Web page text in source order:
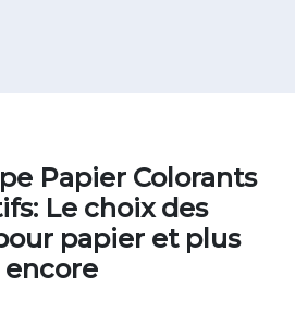
Papier Colorants
Le choix des
papier et plus
encore